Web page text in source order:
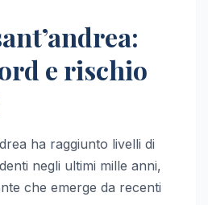
e rischio
ha raggiunto livelli di
negli ultimi mille anni,
che emerge da recenti